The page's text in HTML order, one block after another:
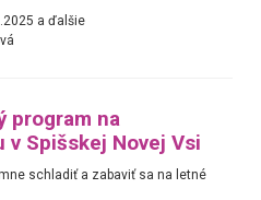
a ďalšie
program na
v Spišskej Novej Vsi
schladiť a zabaviť sa na letné